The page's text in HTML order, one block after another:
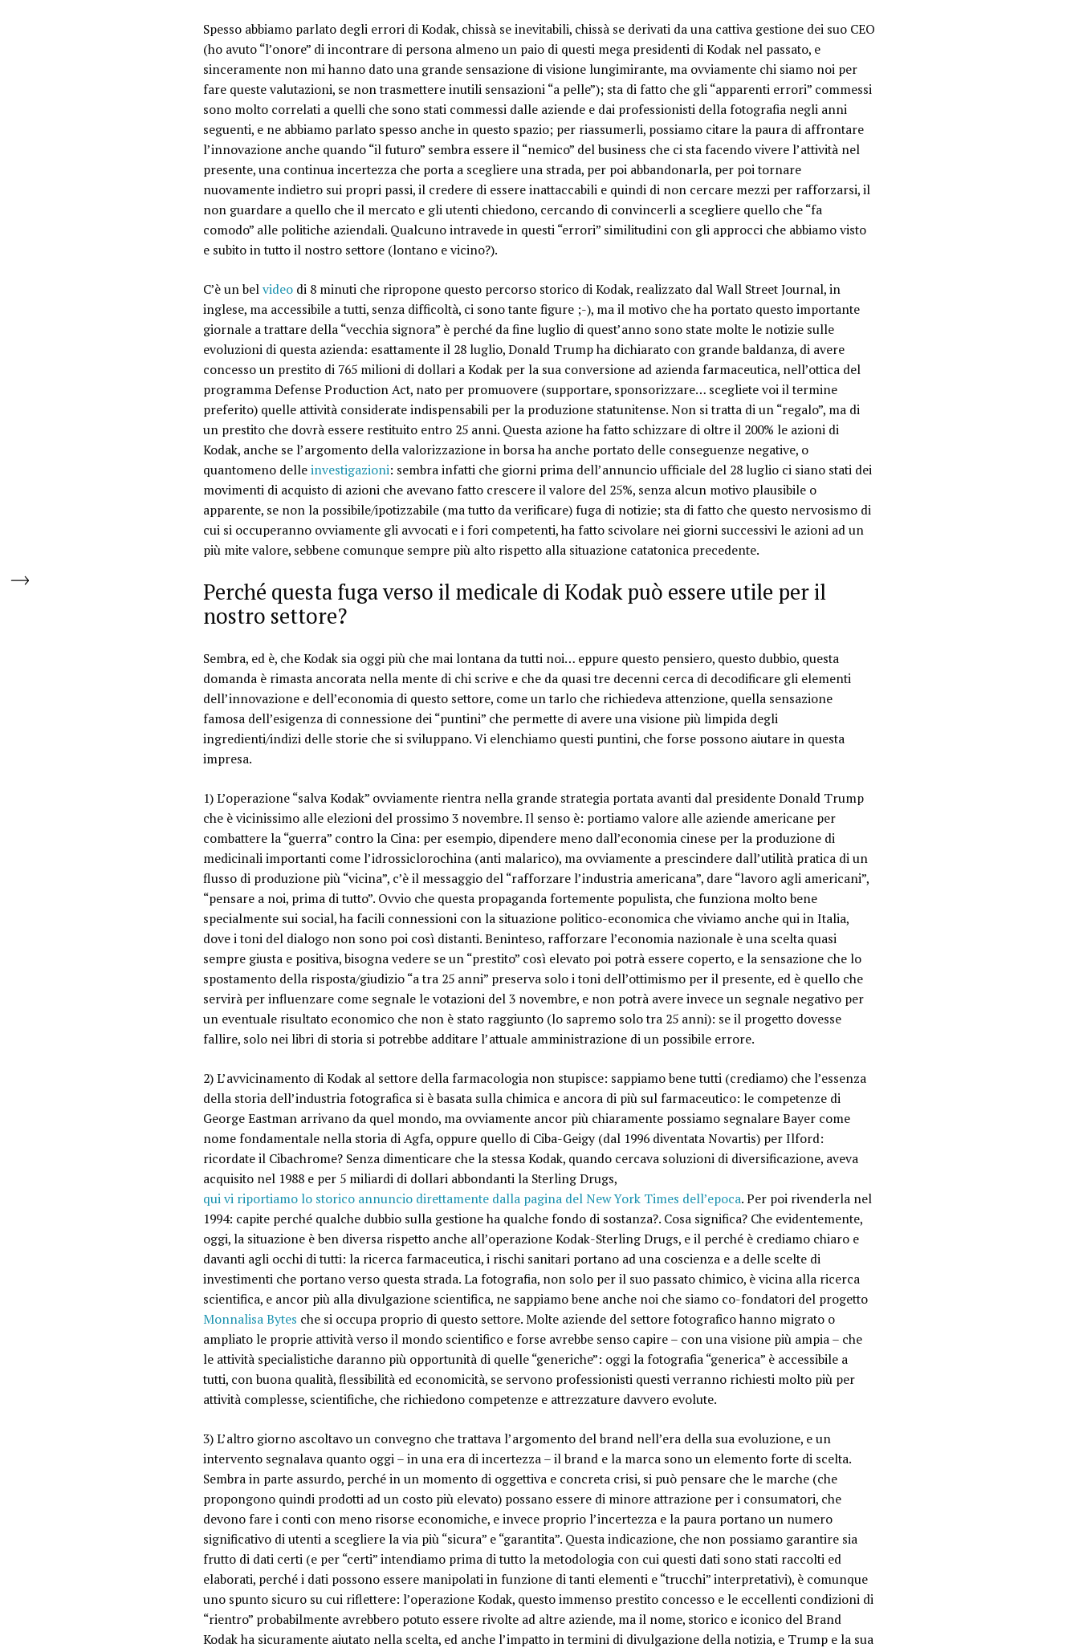
Spesso abbiamo parlato degli errori di Kodak, chissà se inevitabili, chissà se derivati da una cattiva gestione dei suo CEO
(ho avuto “l’onore” di incontrare di persona almeno un paio di questi mega presidenti di Kodak nel passato, e
sinceramente non mi hanno dato una grande sensazione di visione lungimirante, ma ovviamente chi siamo noi per
fare queste valutazioni, se non trasmettere inutili sensazioni “a pelle”); sta di fatto che gli “apparenti errori” commessi
sono molto correlati a quelli che sono stati commessi dalle aziende e dai professionisti della fotografia negli anni
seguenti, e ne abbiamo parlato spesso anche in questo spazio; per riassumerli, possiamo citare la paura di affrontare
l’innovazione anche quando “il futuro” sembra essere il “nemico” del business che ci sta facendo vivere l’attività nel
presente, una continuaincertezza che porta a scegliere una strada, per poi abbandonarla, per poi tornare
nuovamente indietro sui propri passi, il credere di essere inattaccabili e quindi di non cercare mezzi per rafforzarsi, il
non guardare a quello che il mercato e gli utenti chiedono, cercando di convincerli a scegliere quello che “fa
comodo” alle politiche aziendali. Qualcuno intravede in questi “errori” similitudini con gli approcci che abbiamo visto
e subito in tutto il nostro settore (lontano e vicino?).
C’è un belvideo di 8 minuti che ripropone questo percorso storico di Kodak, realizzato dal Wall Street Journal, in
inglese, ma accessibile a tutti, senza difficoltà, ci sono tante figure ;-), ma il motivo che ha portato questo importante
giornale a trattare della “vecchia signora” è perché da fine luglio di quest’anno sono state molte le notizie sulle
evoluzioni di questa azienda: esattamenteil 28 luglio, Donald Trump ha dichiarato con grande baldanza, di avere
concesso un prestito di 765 milioni di dollari a Kodak per la sua conversione ad azienda farmaceutica, nell’ottica del
programma Defense Production Act, nato per promuovere (supportare, sponsorizzare… scegliete voi il termine
preferito) quelle attività considerate indispensabili per la produzione statunitense. Non si tratta di un “regalo”, ma di
un prestito che dovrà essere restituito entro 25 anni. Questa azione ha fatto schizzare di oltre il 200% le azioni di
Kodak, anche se l’argomento della valorizzazione in borsa ha anche portato delle conseguenze negative, o
quantomeno delleinvestigazioni: sembra infatti che giorni prima dell’annuncio ufficiale del 28 luglio ci siano stati dei
movimenti di acquisto di azioni che avevano fatto crescere il valore del 25%, senza alcun motivo plausibile o
apparente, se non la possibile/ipotizzabile (ma tutto da verificare) fuga di notizie; sta di fatto che questo nervosismo di
cui si occuperanno ovviamente gli avvocati e i fori competenti, ha fatto scivolare nei giorni successivi le azioni ad un
più mite valore, sebbene comunque sempre più alto rispetto alla situazione catatonica precedente.
Perché questa fuga verso il medicale di Kodak può essere utile per il
nostro settore?
Sembra, ed è, che Kodak sia oggi più che mai lontana da tutti noi… eppure questo pensiero, questo dubbio, questa
domanda è rimasta ancorata nella mente di chi scrive e che da quasi tre decenni cerca di decodificare gli elementi
dell’innovazione e dell’economia di questo settore, come un tarlo che richiedeva attenzione, quella sensazione
famosa dell’esigenza di connessione dei “puntini” che permette di avere una visione più limpida degli
ingredienti/indizi delle storie che si sviluppano. Vi elenchiamo questi puntini, che forse possono aiutare in questa
impresa.
1) L’operazione “salva Kodak” ovviamente rientra nella grande strategia portata avanti dal presidente Donald Trump
che è vicinissimo alle elezioni del prossimo 3 novembre. Il senso è: portiamo valore alle aziende americane per
combattere la “guerra” contro la Cina: per esempio, dipendere meno dall’economia cinese per la produzione di
medicinali importanti come l’idrossiclorochina (anti malarico), ma ovviamente a prescindere dall’utilità pratica di un
flusso di produzione più “vicina”, c’è il messaggio del “rafforzare l’industria americana”, dare “lavoro agli americani”,
“pensare a noi, prima di tutto”. Ovvio che questa propaganda fortemente populista, che funziona molto bene
specialmente sui social, ha facili connessioni con la situazione politico-economica che viviamo anche qui in Italia,
dove i toni del dialogo non sono poi così distanti. Beninteso, rafforzare l’economia nazionale è una scelta quasi
sempre giusta e positiva, bisogna vedere se un “prestito” così elevato poi potrà essere coperto, e la sensazione che lo
spostamento della risposta/giudizio “a tra 25 anni” preserva solo i toni dell’ottimismo per il presente, ed è quello che
servirà per influenzare come segnale le votazioni del 3 novembre, e non potrà avere invece un segnale negativo per
un eventuale risultato economico che non è stato raggiunto (lo sapremo solo tra 25 anni): se il progetto dovesse
fallire, solo nei libri di storia si potrebbe additare l’attuale amministrazione di un possibile errore.
2) L’avvicinamento di Kodak al settore della farmacologia non stupisce: sappiamo bene tutti (crediamo) che l’essenza
della storia dell’industria fotografica si è basata sulla chimica e ancora di più sul farmaceutico: le competenze di
George Eastman arrivano da quel mondo, ma ovviamente ancor più chiaramente possiamo segnalare Bayer come
nome fondamentale nella storia di Agfa, oppure quello di Ciba-Geigy (dal 1996 diventata Novartis) per Ilford:
ricordate il Cibachrome? Senza dimenticare che la stessa Kodak, quando cercava soluzioni di diversificazione, aveva
acquisito nel 1988 e per 5 miliardi di dollari abbondanti la Sterling Drugs,
qui vi riportiamo lo storico annuncio direttamente dalla pagina del New York Times dell’epoca. Per poi rivenderla nel
1994: capite perché qualche dubbio sulla gestione ha qualche fondo di sostanza?. Cosa significa? Che evidentemente,
oggi, la situazione è ben diversa rispetto anche all’operazione Kodak-Sterling Drugs, e il perché è crediamo chiaro e
davanti agli occhi di tutti: la ricerca farmaceutica, i rischi sanitari portano ad una coscienza e a delle scelte di
investimenti che portano verso questa strada. La fotografia, non solo per il suo passato chimico, è vicina alla ricerca
scientifica, e ancor più alla divulgazione scientifica, ne sappiamo bene anche noi che siamo co-fondatori del progetto
Monnalisa Bytes che si occupa proprio di questo settore. Molte aziende del settore fotografico hanno migrato o
ampliato le proprie attività verso il mondo scientifico e forse avrebbe senso capire – con una visione più ampia – che
le attività specialistiche daranno più opportunità di quelle “generiche”: oggi la fotografia “generica” è accessibile a
tutti, con buona qualità, flessibilità ed economicità, se servono professionisti questi verranno richiesti molto più per
attività complesse, scientifiche, che richiedono competenze e attrezzature davvero evolute.
3) L’altro giorno ascoltavo un convegno che trattava l’argomento del brand nell’era della sua evoluzione, e un
intervento segnalava quanto oggi – in una era di incertezza – il brand e la marca sono un elemento forte di scelta.
Sembra in parte assurdo, perché in un momento di oggettiva e concreta crisi, si può pensare che le marche (che
propongono quindi prodotti ad un costo più elevato) possano essere di minore attrazione per i consumatori, che
devono fare i conti con meno risorse economiche, e invece proprio l’incertezza e la paura portano un numero
significativo di utenti a scegliere la via più “sicura” e “garantita”. Questa indicazione, che non possiamo garantire sia
frutto di dati certi (e per “certi” intendiamo prima di tutto la metodologia con cui questi dati sono stati raccolti ed
elaborati, perché i dati possono essere manipolati in funzione di tanti elementi e “trucchi” interpretativi), è comunque
uno spunto sicuro su cui riflettere: l’operazione Kodak, questo immenso prestito concesso e le eccellenti condizioni di
“rientro” probabilmente avrebbero potuto essere rivolte ad altre aziende, ma il nome, storico e iconico del Brand
Kodak ha sicuramente aiutato nella scelta, ed anche l’impatto in termini di divulgazione della notizia, e Trump e la sua